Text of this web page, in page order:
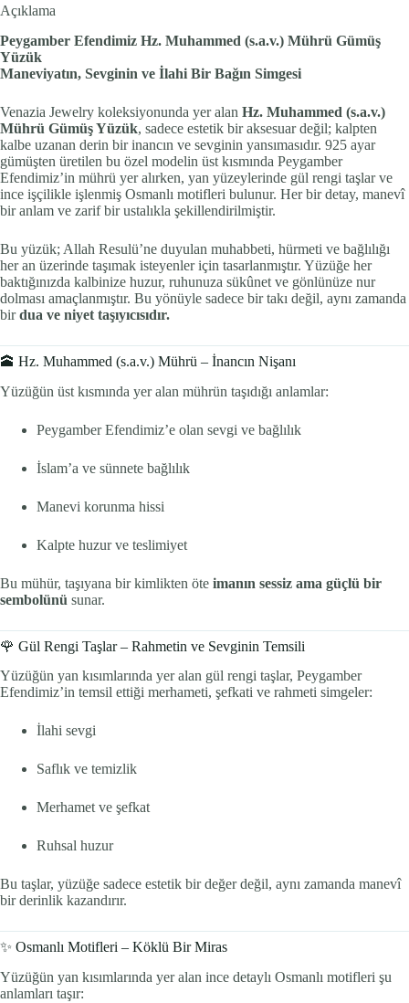
Açıklama
Peygamber Efendimiz Hz. Muhammed (s.a.v.) Mührü Gümüş
Yüzük
Maneviyatın, Sevginin ve İlahi Bir Bağın Simgesi
Venazia Jewelry koleksiyonunda yer alan Hz. Muhammed (s.a.v.)
Mührü Gümüş Yüzük, sadece estetik bir aksesuar değil; kalpten
kalbe uzanan derin bir inancın ve sevginin yansımasıdır. 925 ayar
gümüşten üretilen bu özel modelin üst kısmında Peygamber
Efendimiz’in mührü yer alırken, yan yüzeylerinde gül rengi taşlar ve
ince işçilikle işlenmiş Osmanlı motifleri bulunur. Her bir detay, manevî
bir anlam ve zarif bir ustalıkla şekillendirilmiştir.
Bu yüzük; Allah Resulü’ne duyulan muhabbeti, hürmeti ve bağlılığı
her an üzerinde taşımak isteyenler için tasarlanmıştır. Yüzüğe her
baktığınızda kalbinize huzur, ruhunuza sükûnet ve gönlünüze nur
dolması amaçlanmıştır. Bu yönüyle sadece bir takı değil, aynı zamanda
birdua ve niyet taşıyıcısıdır.
🕋 Hz. Muhammed (s.a.v.) Mührü – İnancın Nişanı
Yüzüğün üst kısmında yer alan mührün taşıdığı anlamlar:
Peygamber Efendimiz’e olan sevgi ve bağlılık
İslam’a ve sünnete bağlılık
Manevi korunma hissi
Kalpte huzur ve teslimiyet
Bu mühür, taşıyana bir kimlikten öte imanın sessiz ama güçlü bir
sembolünü sunar.
🌹 Gül Rengi Taşlar – Rahmetin ve Sevginin Temsili
Yüzüğün yan kısımlarında yer alan gül rengi taşlar, Peygamber
Efendimiz’in temsil ettiği merhameti, şefkati ve rahmeti simgeler:
İlahi sevgi
Saflık ve temizlik
Merhamet ve şefkat
Ruhsal huzur
Bu taşlar, yüzüğe sadece estetik bir değer değil, aynı zamanda manevî
bir derinlik kazandırır.
✨ Osmanlı Motifleri – Köklü Bir Miras
Yüzüğün yan kısımlarında yer alan ince detaylı Osmanlı motifleri şu
anlamları taşır: